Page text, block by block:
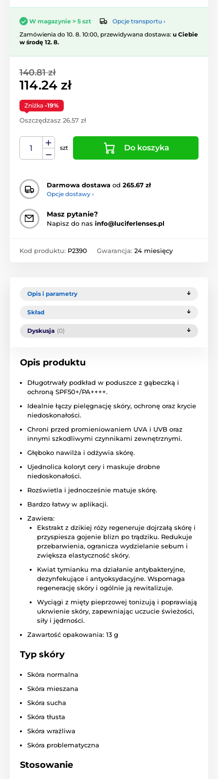
W magazynie > 5 szt
Opcje transportu ›
Zamówienia do 10. 8. 10:00, przewidywana dostawa: u Ciebie
w środę 12. 8.
140.81 zł
114.24 zł
Zniżka -19%
Oszczędzasz 26.57 zł
szt Do koszyka
Darmowa dostawa od 265.67 zł
Opcje dostawy ›
Masz pytanie?
Napisz do nas info@luciferlenses.pl
Kod produktu: P2390 Gwarancja: 24 miesięcy
Opis i parametry
Skład
Dyskusja (0)
Opis produktu
Długotrwały podkład w poduszce z gąbeczką i
ochroną SPF50+/PA++++.
Idealnie łączy pielęgnację skóry, ochronę oraz krycie
niedoskonałości.
Chroni przed promieniowaniem UVA i UVB oraz
innymi szkodliwymi czynnikami zewnętrznymi.
Głęboko nawilża i odżywia skórę.
Ujednolica koloryt cery i maskuje drobne
niedoskonałości.
Rozświetla i jednocześnie matuje skórę.
Bardzo łatwy w aplikacji.
Zawiera:
Ekstrakt z dzikiej róży regeneruje dojrzałą skórę i
przyspiesza gojenie blizn po trądziku. Redukuje
przebarwienia, ogranicza wydzielanie sebum i
zwiększa elastyczność skóry.
Kwiat tymianku ma działanie antybakteryjne,
dezynfekujące i antyoksydacyjne. Wspomaga
regenerację skóry i ogólnie ją rewitalizuje.
Wyciągi z mięty pieprzowej tonizują i poprawiają
ukrwienie skóry, zapewniając uczucie świeżości,
siły i jędrności.
Zawartość opakowania: 13 g
Typ skóry
Skóra normalna
Skóra mieszana
Skóra sucha
Skóra tłusta
Skóra wrażliwa
Skóra problematyczna
Stosowanie